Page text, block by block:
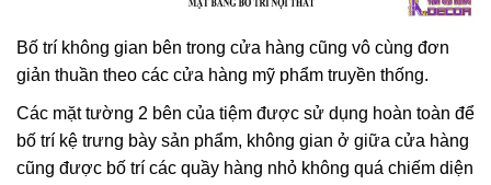
Bố trí không gian bên trong cửa hàng cũng vô cùng đơn
giản thuần theo các cửa hàng mỹ phẩm truyền thống.
Các mặt tường 2 bên của tiệm được sử dụng hoàn toàn để
bố trí kệ trưng bày sản phẩm, không gian ở giữa cửa hàng
cũng được bố trí các quầy hàng nhỏ không quá chiếm diện